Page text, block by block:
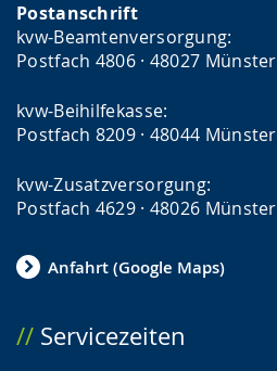
Postanschrift
kvw-Beamtenversorgung:
Postfach 4806 · 48027 Münster
kvw-Beihilfekasse:
Postfach 8209 · 48044 Münster
kvw-Zusatzversorgung:
Postfach 4629 · 48026 Münster
Anfahrt (Google Maps)
Servicezeiten